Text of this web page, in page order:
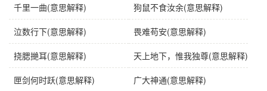
千里一曲(意思解释) 狗鼠不食汝余(意思解释)
泣数行下(意思解释) 畏难苟安(意思解释)
挠腮撧耳(意思解释) 天上地下，惟我独尊(意思解释)
匣剑何时跃(意思解释) 广大神通(意思解释)